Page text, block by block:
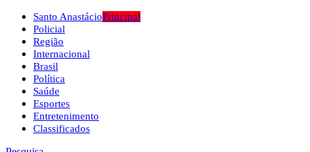
Santo AnastácioPrincipal
Policial
Região
Internacional
Brasil
Política
Saúde
Esportes
Entretenimento
Classificados